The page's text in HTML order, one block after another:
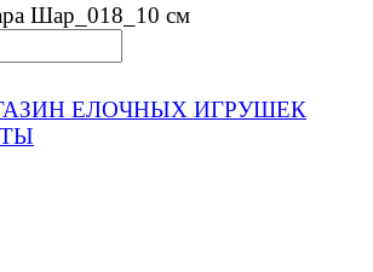
Шар_018_10 см
ЕЛОЧНЫХ ИГРУШЕК